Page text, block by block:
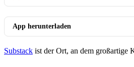
App herunterladen
Substack ist der Ort, an dem großartige